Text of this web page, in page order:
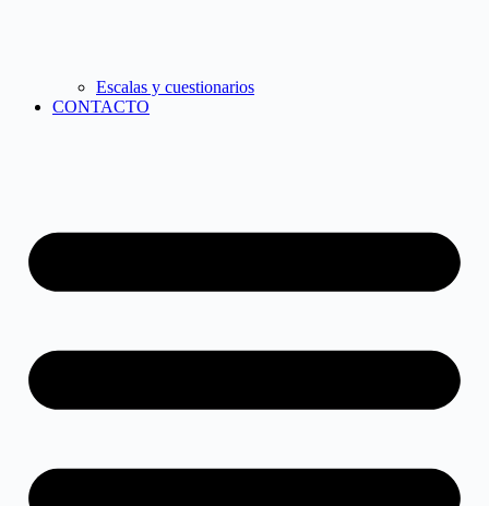
Escalas y cuestionarios
CONTACTO